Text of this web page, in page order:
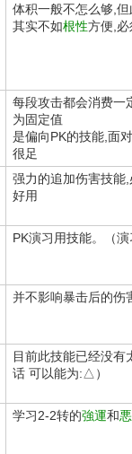
体积一般不怎么够,
其实不如根性方便,必
每段攻击都会消费一
为固定值
是偏向PK的技能,面
很足
强力的追加伤害技
好用
PK演习用技能。（演
并不影响暴击后的伤
目前此技能已经没有
话 可以能为:△）
学习2-2转的強運和